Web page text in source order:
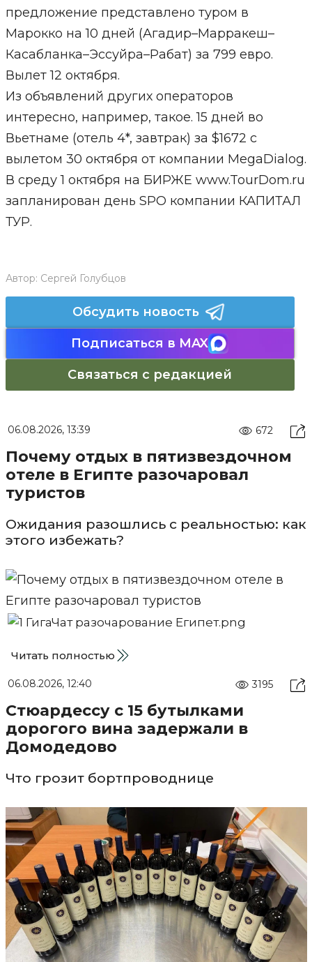
предложение представлено туром в
Марокко на 10 дней (Агадир–Марракеш–
Касабланка–Эссуйра–Рабат) за 799 евро.
Вылет 12 октября.
Из объявлений других операторов
интересно, например, такое. 15 дней во
Вьетнаме (отель 4*, завтрак) за $1672 с
вылетом 30 октября от компании MegaDialog.
В среду 1 октября на БИРЖЕ www.TourDom.ru
запланирован день SPO компании КАПИТАЛ
ТУР.
Автор: Сергей Голубцов
Обсудить новость
Подписаться в MAX
Связаться с редакцией
06.08.2026, 13:39 672
Почему отдых в пятизвездочном
отеле в Египте разочаровал
туристов
Ожидания разошлись с реальностью: как
этого избежать?
Читать полностью
06.08.2026, 12:40 3195
Стюардессу с 15 бутылками
дорогого вина задержали в
Домодедово
Что грозит бортпроводнице